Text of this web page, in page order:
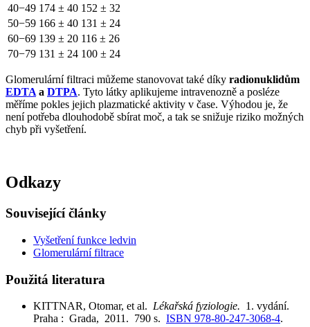
40−49 174 ± 40 152 ± 32
50−59 166 ± 40 131 ± 24
60−69 139 ± 20 116 ± 26
70−79 131 ± 24 100 ± 24
Glomerulární filtraci můžeme stanovovat také díky radionuklidům
EDTA a DTPA. Tyto látky aplikujeme intravenozně a posléze
měříme pokles jejich plazmatické aktivity v čase. Výhodou je, že
není potřeba dlouhodobě sbírat moč, a tak se snižuje riziko možných
chyb při vyšetření.
Odkazy
Související články
Vyšetření funkce ledvin
Glomerulární filtrace
Použitá literatura
KITTNAR, Otomar, et al. Lékařská fyziologie. 1. vydání.
Praha : Grada, 2011. 790 s. ISBN 978-80-247-3068-4.